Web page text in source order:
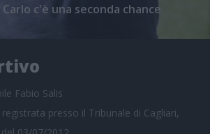
c'è una seconda chance
Fabio Salis
presso il Tribunale di Cagliari,